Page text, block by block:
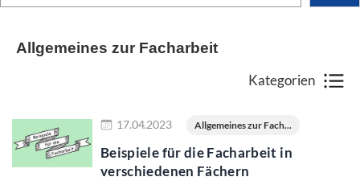
Allgemeines zur Facharbeit
Kategorien
17.04.2023 Allgemeines zur Fach...
Beispiele für die Facharbeit in
verschiedenen Fächern